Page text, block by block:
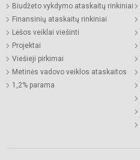
Biudžeto vykdymo ataskaitų rinkiniai
Finansinių ataskaitų rinkiniai
Lėšos veiklai viešinti
Projektai
Viešieji pirkimai
Metinės vadovo veiklos ataskaitos
1,2% parama